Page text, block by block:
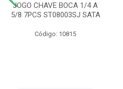
JOGO CHAVE BOCA 1/4 A
5/8 7PCS ST08003SJ SATA
Código: 10815